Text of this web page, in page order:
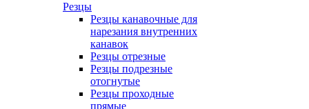
Резцы
Резцы канавочные для
нарезания внутренних
канавок
Резцы отрезные
Резцы подрезные
отогнутые
Резцы проходные
прямые